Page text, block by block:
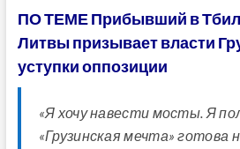
ПО ТЕМЕ Прибывший в
Литвы призывает власти
уступки оппозиции
«Я хочу навести мосты. Я
«Грузинская мечта»